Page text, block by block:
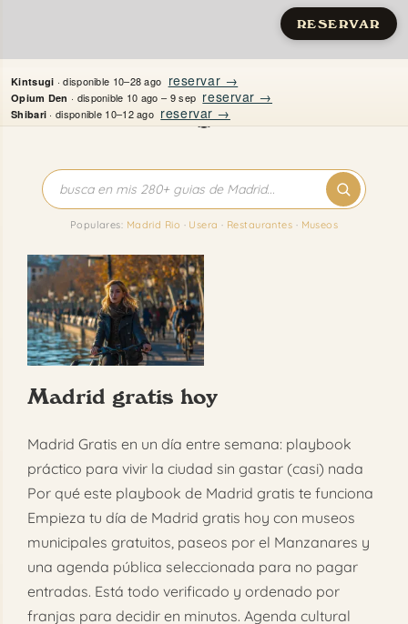
RESERVAR
Kintsugi · disponible 10–28 ago reservar →
Opium Den · disponible 10 ago – 9 sep reservar →
Shibari · disponible 10–12 ago reservar →
al
contenido
Apartamentos
Quién es Justine
Guías
Mi Madrid
Contacto
FAQ
Reservar
Populares: Madrid Rio · Usera · Restaurantes · Museos
Madrid gratis hoy
Madrid Gratis en un día entre semana: playbook
práctico para vivir la ciudad sin gastar (casi) nada
Por qué este playbook de Madrid gratis te funciona
Empieza tu día de Madrid gratis hoy con museos
municipales gratuitos, paseos por el Manzanares y
una agenda pública seleccionada para no pagar
entradas. Está todo verificado y ordenado por
franjas para decidir en minutos. Agenda cultural